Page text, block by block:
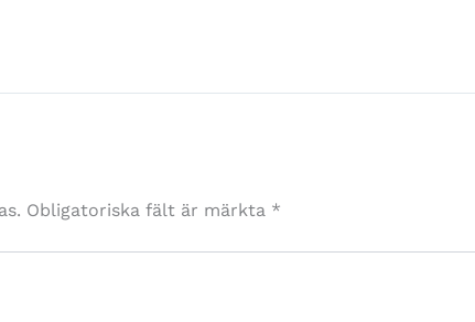
Obligatoriska fält är märkta *